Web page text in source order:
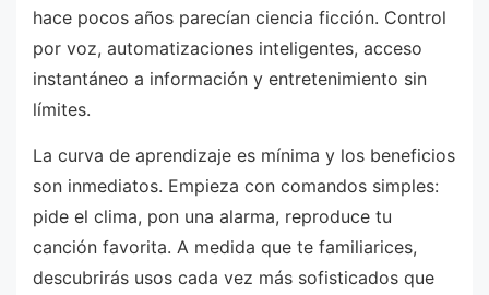
hace pocos años parecían ciencia ficción. Control
por voz, automatizaciones inteligentes, acceso
instantáneo a información y entretenimiento sin
límites.
La curva de aprendizaje es mínima y los beneficios
son inmediatos. Empieza con comandos simples:
pide el clima, pon una alarma, reproduce tu
canción favorita. A medida que te familiarices,
descubrirás usos cada vez más sofisticados que